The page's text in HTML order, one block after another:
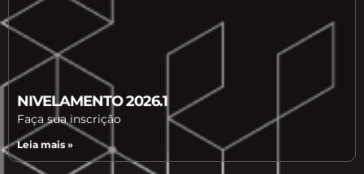
NIVELAMENTO 2026.1
Faça sua inscrição
Leia mais »